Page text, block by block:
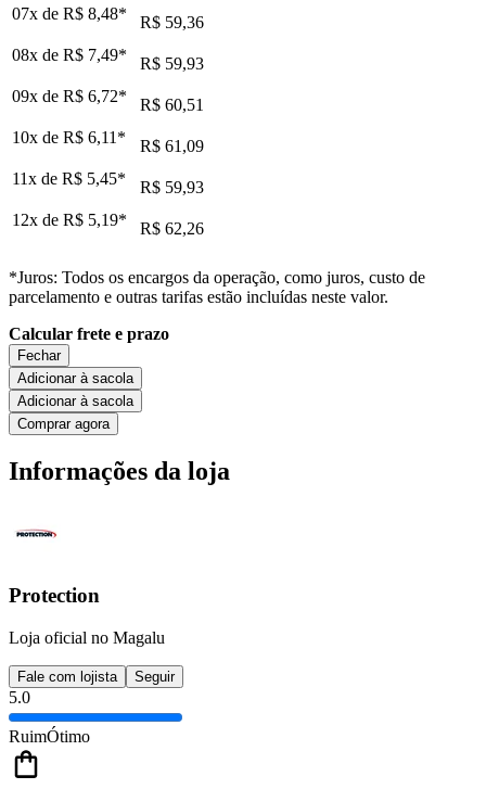
07x de R$ 8,48*
R$ 59,36
08x de R$ 7,49*
R$ 59,93
09x de R$ 6,72*
R$ 60,51
10x de R$ 6,11 *
R$ 61,09
11x de R$ 5,45*
R$ 59,93
12x de R$ 5,19* R$ 62,26
*Juros: Todos os encargos da operação, como juros, custo de
parcelamento e outras tarifas estão incluídas neste valor.
Calcular frete e prazo
Fechar
Adicionar à sacola
Adicionar à sacola
Comprar agora
Informações da loja
Protection
Loja oficial no Magalu
Fale com lojista Seguir
5.0
RuimÓtimo